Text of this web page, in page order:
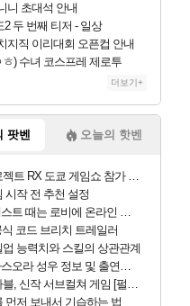
니 초대석 안내
2 두 번째 티저 - 일상
지직 이리대회 오픈컵 안내
ㅎ) 수녀 코스프레 제로투
더보기+
팟벤 오늘의 핫벤
트 RX 도쿄 게임쇼 참가 결정
시작 전 추천 설정
트 때는 로비에 온라인 기능이 있는데
코드 브리치 트레일러
업 능력치와 스킬의 상관관계
오라 성우 정보 및 출연작 모음
작 서브컬쳐 게임 [펄 인 블루] 티저 사이트 오픈
먼저 보내서 기습하는 법